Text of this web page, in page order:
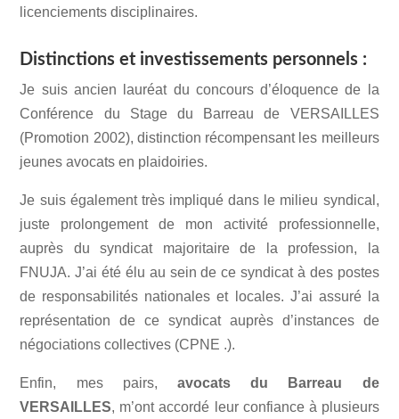
licenciements disciplinaires.
Distinctions et investissements personnels :
Je suis ancien lauréat du concours d’éloquence de la
Conférence du Stage du Barreau de VERSAILLES
(Promotion 2002), distinction récompensant les meilleurs
jeunes avocats en plaidoiries.
Je suis également très impliqué dans le milieu syndical,
juste prolongement de mon activité professionnelle,
auprès du syndicat majoritaire de la profession, la
FNUJA. J’ai été élu au sein de ce syndicat à des postes
de responsabilités nationales et locales. J’ai assuré la
représentation de ce syndicat auprès d’instances de
négociations collectives (CPNE .).
Enfin, mes pairs, avocats du Barreau de
VERSAILLES, m’ont accordé leur confiance à plusieurs